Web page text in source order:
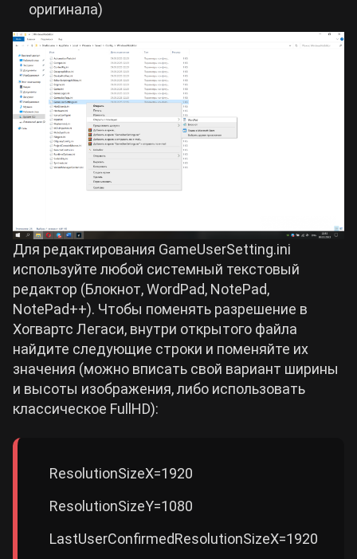
оригинала)
Для редактирования GameUserSetting.ini
используйте любой системный текстовый
редактор (Блокнот, WordPad, NotePad,
NotePad++). Чтобы поменять разрешение в
Хогвартс Легаси, внутри открытого файла
найдите следующие строки и поменяйте их
значения (можно вписать свой вариант ширины
и высоты изображения, либо использовать
классическое FullHD):
ResolutionSizeX=1920
ResolutionSizeY=1080
LastUserConfirmedResolutionSizeX=1920